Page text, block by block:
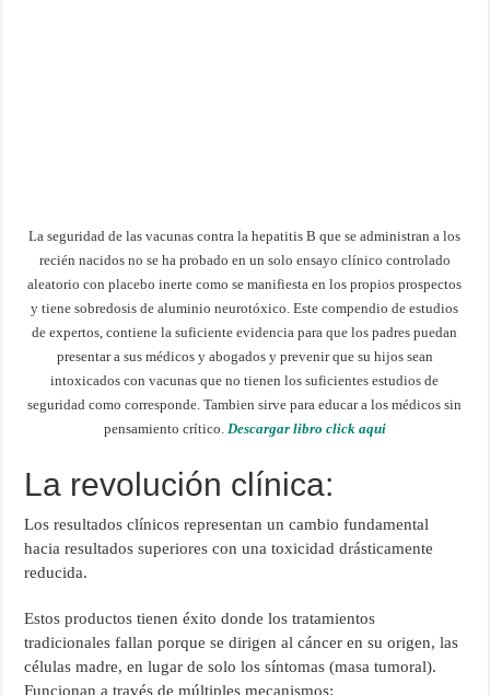
La seguridad de las vacunas contra la hepatitis B que se administran a los
recién nacidos no se ha probado en un solo ensayo clínico controlado
aleatorio con placebo inerte como se manifiesta en los propios prospectos
y tiene sobredosis de aluminio neurotóxico. Este compendio de estudios
de expertos, contiene la suficiente evidencia para que los padres puedan
presentar a sus médicos y abogados y prevenir que su hijos sean
intoxicados con vacunas que no tienen los suficientes estudios de
seguridad como corresponde. Tambien sirve para educar a los médicos sin
pensamiento crítico. Descargar libro click aqui
La revolución clínica:
Los resultados clínicos representan un cambio fundamental
hacia resultados superiores con una toxicidad drásticamente
reducida.
Estos productos tienen éxito donde los tratamientos
tradicionales fallan porque se dirigen al cáncer en su origen, las
células madre, en lugar de solo los síntomas (masa tumoral).
Funcionan a través de múltiples mecanismos: